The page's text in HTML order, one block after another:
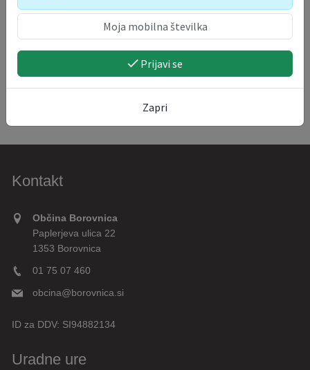
Kontakt
Občina Borovnica
Paplerjeva ulica 22
1353 Borovnica
01 75 07 460
obcina@borovnica.si
ID za DDV: SI94882134
Uradne ure
Prijavi se
Zapri